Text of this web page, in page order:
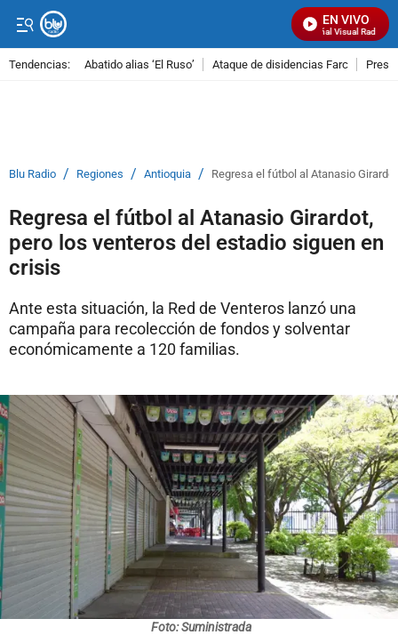
EN VIVO
Señal Visual Radio
Tendencias: Abatido alias ‘El Ruso’ Ataque de disidencias Farc
Blu Radio / Regiones / Antioquia / Regresa el fútbol al Atanasio
Regresa el fútbol al Atanasio Girardot,
pero los venteros del estadio siguen en
crisis
Ante esta situación, la Red de Venteros lanzó una
campaña para recolección de fondos y solventar
económicamente a 120 familias.
Foto: Suministrada